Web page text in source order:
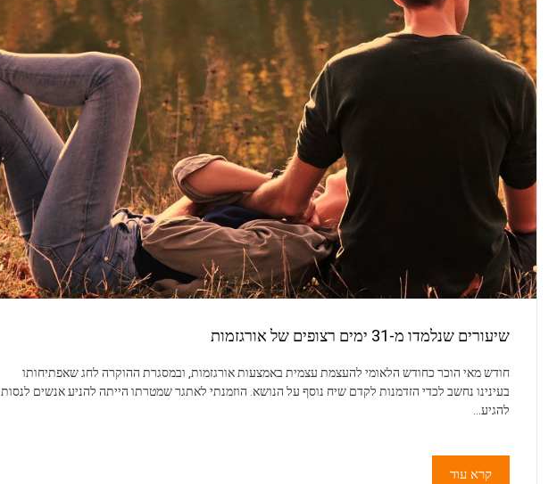
שיעורים שנלמדו מ-31 ימים רצופים של אורגזמות
חודש מאי הוכר כחודש הלאומי להעצמת עצמית באמצעות אורגזמות, ובמסגרת ההוקרה לחג שאפתיחותו
בעינינו נחשב לכדי הזדמנות לקדם שיח נוסף על הנושא. הוזמנתי לאתגר שמטרתו הייתה להניע אנשים לנסות
להגיע…
קרא עוד